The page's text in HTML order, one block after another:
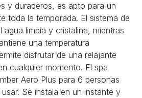
y duraderos, es apto para un
toda la temporada. El sistema de
agua limpia y cristalina, mientras
una temperatura
disfrutar de una relajante
cualquier momento. El spa
Aero Plus para 6 personas
Se instala en un instante y